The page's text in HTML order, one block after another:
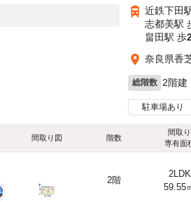
近鉄下田
志都美駅
畠田駅 歩
奈良県香
総階数 2階建
駐車場あり
間取り図 階数
間取り
専有面
2階
2LDK
59.55